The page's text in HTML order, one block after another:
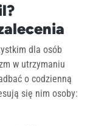
dla osób
w utrzymaniu
o codzienną
się nim osoby: